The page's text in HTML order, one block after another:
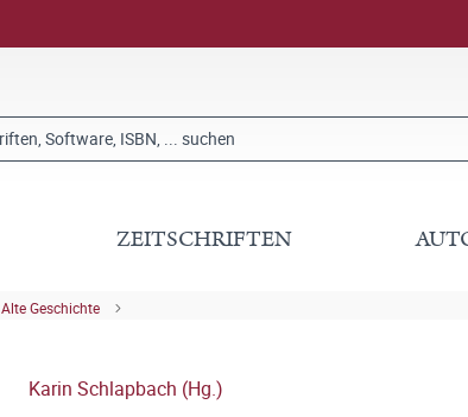
ZEITSCHRIFTEN
Alte Geschichte
Karin Schlapbach (Hg.)